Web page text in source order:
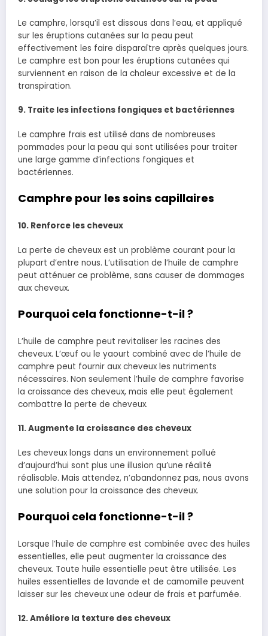
Le camphre, lorsqu’il est dissous dans l’eau, et appliqué
sur les éruptions cutanées sur la peau peut
effectivement les faire disparaître après quelques jours.
Le camphre est bon pour les éruptions cutanées qui
surviennent en raison de la chaleur excessive et de la
transpiration.
9. Traite les infections fongiques et bactériennes
Le camphre frais est utilisé dans de nombreuses
pommades pour la peau qui sont utilisées pour traiter
une large gamme d’infections fongiques et
bactériennes.
Camphre pour les soins capillaires
10. Renforce les cheveux
La perte de cheveux est un problème courant pour la
plupart d’entre nous. L’utilisation de l’huile de camphre
peut atténuer ce problème, sans causer de dommages
aux cheveux.
Pourquoi cela fonctionne-t-il ?
L’huile de camphre peut revitaliser les racines des
cheveux. L’œuf ou le yaourt combiné avec de l’huile de
camphre peut fournir aux cheveux les nutriments
nécessaires. Non seulement l’huile de camphre favorise
la croissance des cheveux, mais elle peut également
combattre la perte de cheveux.
11. Augmente la croissance des cheveux
Les cheveux longs dans un environnement pollué
d’aujourd’hui sont plus une illusion qu’une réalité
réalisable. Mais attendez, n’abandonnez pas, nous avons
une solution pour la croissance des cheveux.
Pourquoi cela fonctionne-t-il ?
Lorsque l’huile de camphre est combinée avec des huiles
essentielles, elle peut augmenter la croissance des
cheveux. Toute huile essentielle peut être utilisée. Les
huiles essentielles de lavande et de camomille peuvent
laisser sur les cheveux une odeur de frais et parfumée.
12. Améliore la texture des cheveux